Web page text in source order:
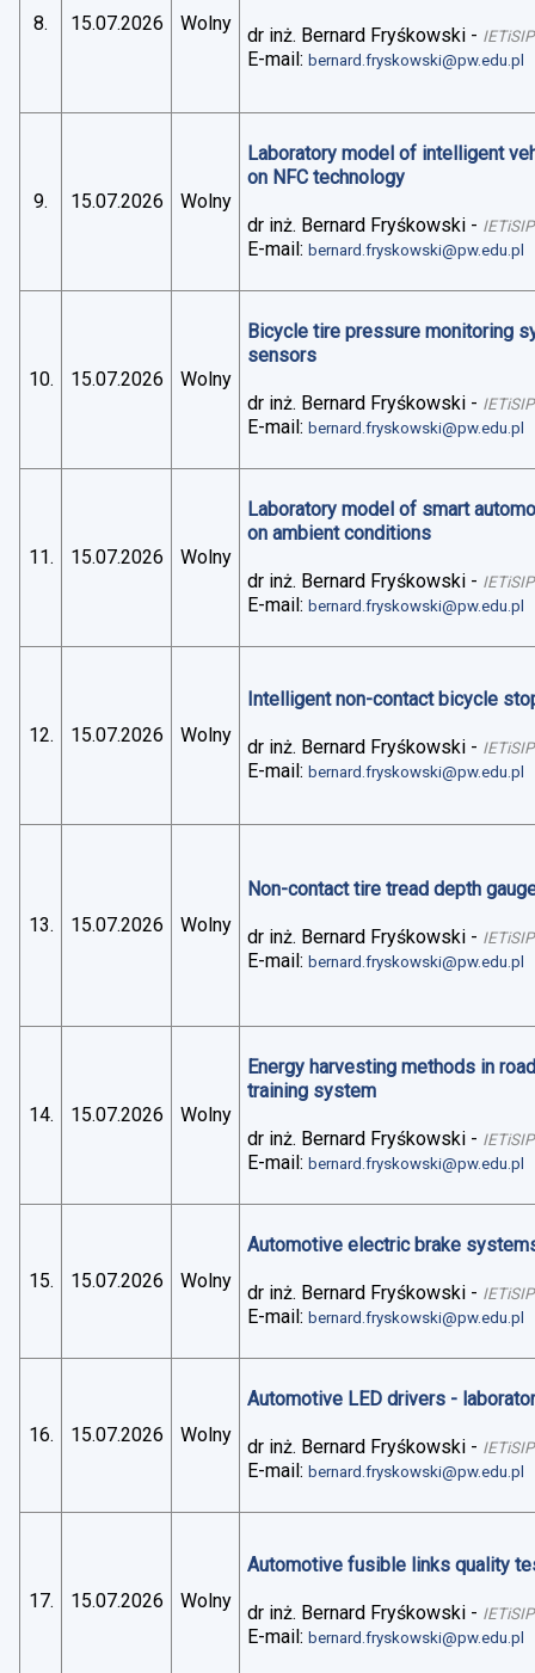
8. 15.07.2026 Wolny
dr inż. Bernard Fryśkowski - IETiSIP
E-mail:bernard.fryskowski@pw.edu.pl
9. 15.07.2026 Wolny
Laboratory model of intelligent
on NFC technology
dr inż. Bernard Fryśkowski - IETiSIP
E-mail:bernard.fryskowski@pw.edu.pl
10. 15.07.2026 Wolny
Bicycle tire pressure monitoring
sensors
dr inż. Bernard Fryśkowski - IETiSIP
E-mail:bernard.fryskowski@pw.edu.pl
11. 15.07.2026 Wolny
Laboratory model of smart
on ambient conditions
dr inż. Bernard Fryśkowski - IETiSIP
E-mail:bernard.fryskowski@pw.edu.pl
12. 15.07.2026 Wolny
Intelligent non-contact bicycle
dr inż. Bernard Fryśkowski - IETiSIP
E-mail:bernard.fryskowski@pw.edu.pl
13. 15.07.2026 Wolny
Non-contact tire tread depth
dr inż. Bernard Fryśkowski - IETiSIP
E-mail:bernard.fryskowski@pw.edu.pl
14. 15.07.2026 Wolny
Energy harvesting methods in
training system
dr inż. Bernard Fryśkowski - IETiSIP
E-mail:bernard.fryskowski@pw.edu.pl
15. 15.07.2026 Wolny
Automotive electric brake
dr inż. Bernard Fryśkowski - IETiSIP
E-mail:bernard.fryskowski@pw.edu.pl
16. 15.07.2026 Wolny
Automotive LED drivers -
dr inż. Bernard Fryśkowski - IETiSIP
E-mail:bernard.fryskowski@pw.edu.pl
17. 15.07.2026 Wolny
Automotive fusible links quality
dr inż. Bernard Fryśkowski - IETiSIP
E-mail:bernard.fryskowski@pw.edu.pl